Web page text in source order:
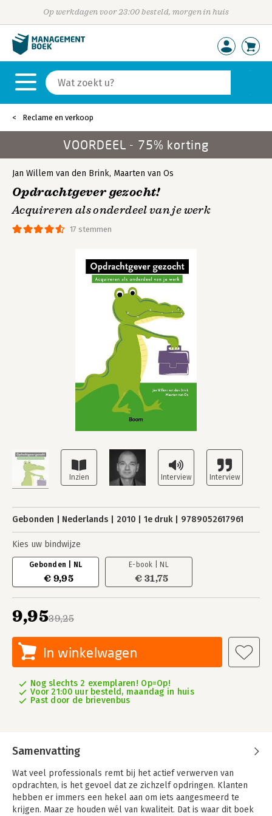
Op werkdagen voor 23:00 besteld, morgen in huis
Reclame en verkoop
VOORDEEL - 75% korting
17 stemmen
Jan Willem van den Brink, Maarten van Os
Opdrachtgever gezocht!
Acquireren als onderdeel van je werk
Gebonden Nederlands 2010 1e druk 9789052617961
Kies uw bindwijze
Gebonden | NL
€ 9,95
E-book | NL
€ 31,75
39,25
9,95
In winkelwagen
Nog slechts 2 exemplaren! Op=Op!
Voor 21:00 uur besteld, maandag in huis
Past door de brievenbus
Samenvatting
Wat veel professionals remt bij het actief verwerven van
opdrachten, is het gevoel dat ze zichzelf opdringen. Klanten
hebben er immers een hekel aan om iets aangesmeerd te
krijgen. Maar ze houden wél van kwaliteit. Dat is waar dit boek